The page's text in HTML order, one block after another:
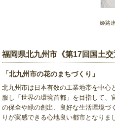
姫路
福岡県北九州市《第17回国土交
「北九州市の花のまちづくり」
北九州市は日本有数の工業地帯を中心
服し「世界の環境首都」を目指して
の保全や緑の創出、良好な生活環境づ
りが実感できる心地良い都市となり